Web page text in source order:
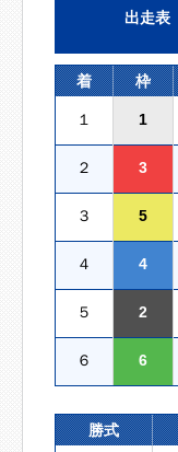
出走表
着 枠
１ 1
２ 3
３ 5
４ 4
５ 2
６ 6
勝式